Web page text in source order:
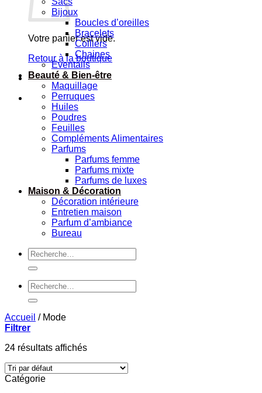
Votre panier est vide.
Retour à la boutique
Bijoux
Boucles d’oreilles
Bracelets
Colliers
Chaines
Eventails
Beauté & Bien-être
Maquillage
Perruques
Huiles
Poudres
Feuilles
Compléments Alimentaires
Parfums
Parfums femme
Parfums mixte
Parfums de luxes
Maison & Décoration
Décoration intérieure
Entretien maison
Parfum d’ambiance
Bureau
Recherche
pour :
Recherche
pour :
Accueil /Mode
Filtrer
24 résultats affichés
Catégorie